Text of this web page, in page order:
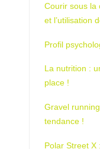
Courir sous la
et l’utilisation
Profil
La nutrition :
place !
Gravel
tendance !
Polar Street X